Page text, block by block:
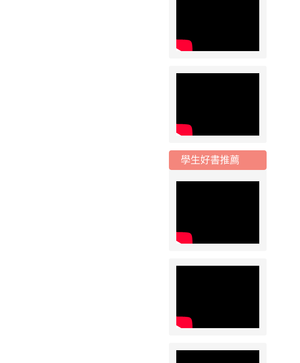
115學年度一、三、
五年級常態編班結果
2026-07-31
公告
路人留意
2026-07-17
公告
公告-115年桃園市運
動會國小游泳比賽楊
梅區代表選手 集訓及
比賽通知
學生好書推薦